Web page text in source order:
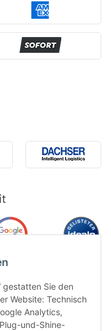
gestatten Sie den
Website: Technisch
Analytics,
und-Shine-